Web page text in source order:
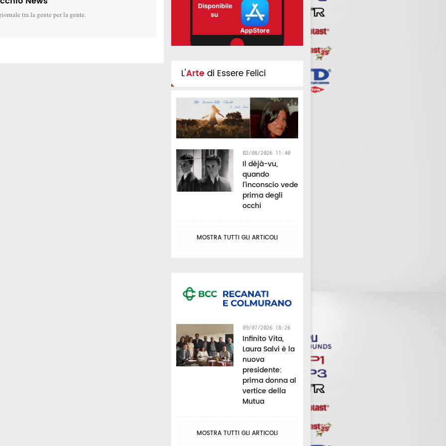
tra la gente per la gente.
L'Arte di Essere Felici
02/08/2026 11:40
Il déjà-vu,
quando
l’inconscio vede
prima degli
occhi
MOSTRA TUTTI GLI ARTICOLI
09/07/2026 18:26
Infinito Vita,
Laura Salvi è la
nuova
presidente:
prima donna al
vertice della
Mutua
MOSTRA TUTTI GLI ARTICOLI